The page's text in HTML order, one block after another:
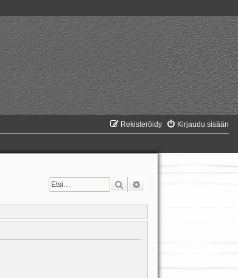
Kirjaudu sisään
Rekisteröidy
Etsi